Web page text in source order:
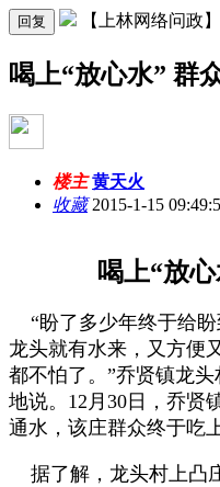
回复 【上林网络问政】
喝上“放心水” 群
楼主 黄天火
收藏2015-1-15
喝上“放
“盼了多少年终于给盼
龙头就有水来，又方便
都不怕了。”乔贤镇龙
地说。12月30日，乔贤
通水，该庄群众终于吃
据了解，龙头村上凸